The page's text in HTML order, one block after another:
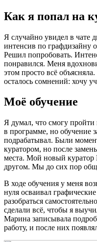
Как я попал на
Я случайно увидел в чате
интенсив по
Решил попробовать.
понравился. Меня
этом просто всё
осталось сомнений: хочу
Моё обучение
Я думал, что смогу
в программе, но обучение
подрабатывал. Были
куратором, но после
места. Мой новый
другом. Мы до сих пор
В ходе обучения у меня
нуля осваивал
разобраться
сделали всё, чтобы я
Марина записывала
работу, и после них